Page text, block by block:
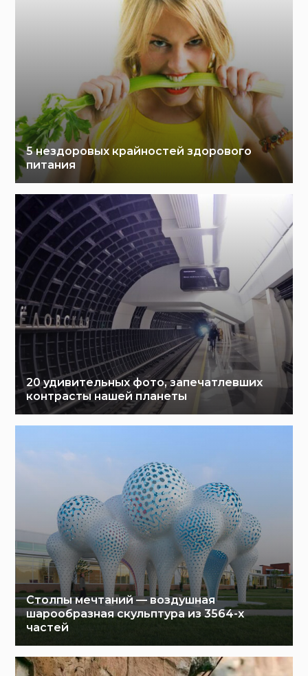
5 нездоровых крайностей здорового
питания
20 удивительных фото, запечатлевших
контрасты нашей планеты
Столпы мечтаний — воздушная
шарообразная скульптура из 3564-х
частей